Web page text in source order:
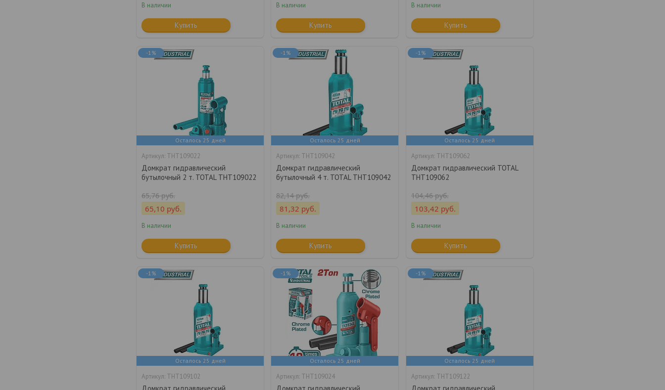
В наличии
Купить
В наличии
Купить
В наличии
Купить
-1%
Осталось 25 дней
THT109022
Домкрат гидравлический
бутылочный 2 т. TOTAL THT109022
65,76руб.
65,10 руб.
В наличии
Купить
-1%
Осталось 25 дней
THT109042
Домкрат гидравлический
бутылочный 4 т. TOTAL THT109042
82,14руб.
81,32 руб.
В наличии
Купить
-1%
Осталось 25 дней
THT109062
Домкрат гидравлический TOTAL
THT109062
104,46руб.
103,42 руб.
В наличии
Купить
-1%
Осталось 25 дней
THT109102
-1%
Осталось 25 дней
THT109024
-1%
Осталось 25 дней
THT109122